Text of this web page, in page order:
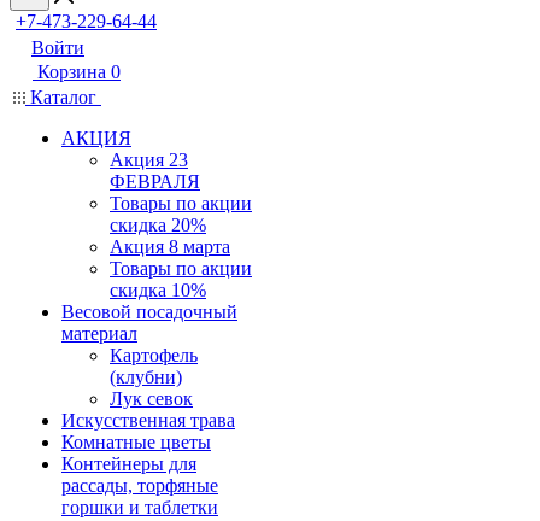
+7-473-229-64-44
Войти
Корзина 0
Каталог
АКЦИЯ
Акция 23
ФЕВРАЛЯ
Товары по акции
скидка 20%
Акция 8 марта
Товары по акции
скидка 10%
Весовой посадочный
материал
Картофель
(клубни)
Лук севок
Искусственная трава
Комнатные цветы
Контейнеры для
рассады, торфяные
горшки и таблетки